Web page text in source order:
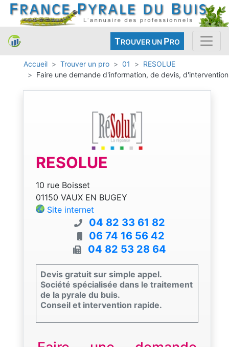
TROUVER UN PRO
Accueil Trouver un pro 01
RESOLUE
Faire une demande d'information, de devis, d'intervention
RESOLUE
10 rue Boisset
01150 VAUX EN BUGEY
Site internet
04 82 33 61 82
06 74 16 56 42
04 82 53 28 64
Devis gratuit sur simple appel.
Société spécialisée dans le traitement
de la pyrale du buis.
Conseil et intervention rapide.